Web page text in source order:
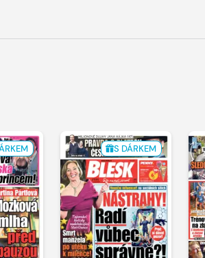
S DÁRKEM